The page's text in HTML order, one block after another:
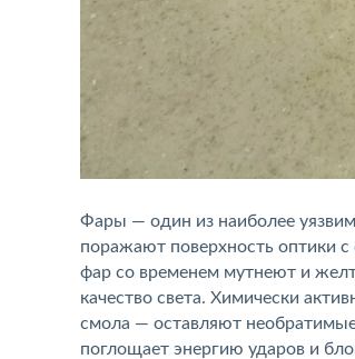
Фары — один из наиболее
поражают поверхность оптики
фар со временем мутнеют и
качество света. Химически
смола — оставляют
поглощает энергию ударов и